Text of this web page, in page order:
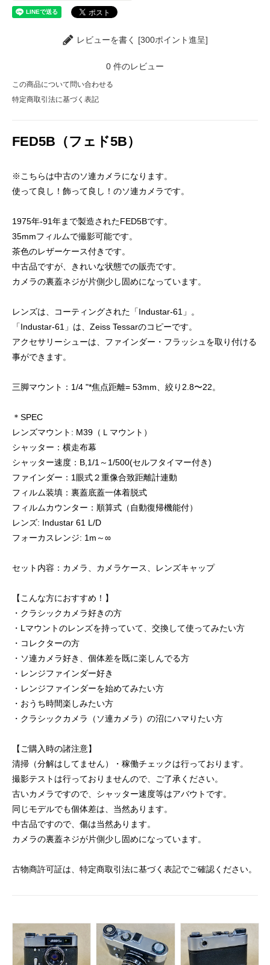
レビューを書く [300ポイント進呈]
0 件のレビュー
この商品について問い合わせる
特定商取引法に基づく表記
FED5B（フェド5B）
※こちらは中古のソ連カメラになります。
使って良し！飾って良し！のソ連カメラです。
1975年-91年まで製造されたFED5Bです。
35mmフィルムで撮影可能です。
茶色のレザーケース付きです。
中古品ですが、きれいな状態での販売です。
カメラの裏蓋ネジが片側少し固めになっています。
レンズは、コーティングされた「Industar-61」。
「Industar-61」は、Zeiss Tessarのコピーです。
アクセサリーシューは、ファインダー・フラッシュを取り付ける
事ができます。
三脚マウント：1/4 "*焦点距離= 53mm、絞り2.8〜22。
＊SPEC
レンズマウント: M39（Ｌマウント）
シャッター：横走布幕
シャッター速度：B,1/1～1/500(セルフタイマー付き)
ファインダー：1眼式２重像合致距離計連動
フィルム装填：裏蓋底蓋一体着脱式
フィルムカウンター：順算式（自動復帰機能付）
レンズ: Industar 61 L/D
フォーカスレンジ: 1m～∞
セット内容：カメラ、カメラケース、レンズキャップ
【こんな方におすすめ！】
・クラシックカメラ好きの方
・Lマウントのレンズを持っていて、交換して使ってみたい方
・コレクターの方
・ソ連カメラ好き、個体差を既に楽しんでる方
・レンジファインダー好き
・レンジファインダーを始めてみたい方
・おうち時間楽しみたい方
・クラシックカメラ（ソ連カメラ）の沼にハマりたい方
【ご購入時の諸注意】
清掃（分解はしてません）・稼働チェックは行っております。
撮影テストは行っておりませんので、ご了承ください。
古いカメラですので、シャッター速度等はアバウトです。
同じモデルでも個体差は、当然あります。
中古品ですので、傷は当然あります。
カメラの裏蓋ネジが片側少し固めになっています。
古物商許可証は、特定商取引法に基づく表記でご確認ください。